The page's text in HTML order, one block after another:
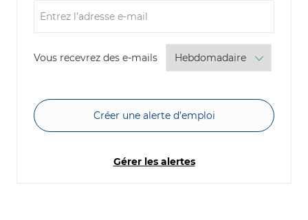
Vous recevrez des e-mailsRequired
Créer une alerte d’emploi
Gérer les alertes